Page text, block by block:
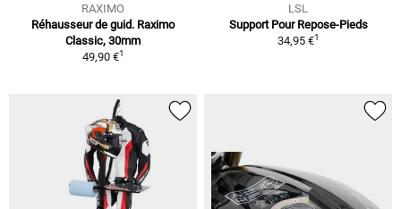
RAXIMO
Réhausseur de guid. Raximo
Classic, 30mm
49,90 €1
LSL
Support Pour Repose-Pieds
34,95 €1